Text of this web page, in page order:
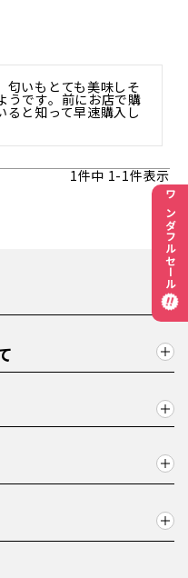
匂いもとても美味しそ
うです。前にお店で購
ると知って早速購入し
1件中 1-1件表示
ワンダフルセール